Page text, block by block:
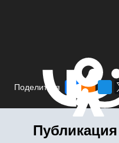
Поделиться
Публикация